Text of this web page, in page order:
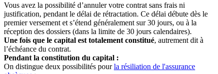
Vous avez la possibilité d’annuler votre contrat sans frais ni
justification, pendant le délai de rétractation. Ce délai débute dès le
premier versement et s’étend généralement sur 30 jours, ou à la
réception des dossiers (dans la limite de 30 jours calendaires).
Une fois que le capital est totalement constitué, autrement dit à
l’échéance du contrat.
Pendant la constitution du capital :
On distingue deux possibilités pourla résiliation de l'assurance